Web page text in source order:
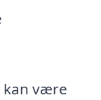
kan være